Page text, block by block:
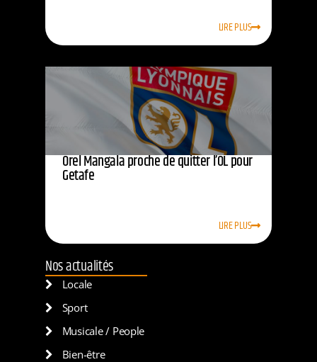
LIRE PLUS
Orel Mangala proche de quitter l’OL pour
Getafe
LIRE PLUS
Nos actualités
Locale
Sport
Musicale / People
Bien-être